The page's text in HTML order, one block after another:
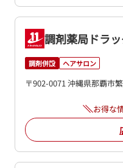
調剤薬局ドラ
調剤併設 ヘアサロン
〒902-0071 沖縄県那覇市
お得な